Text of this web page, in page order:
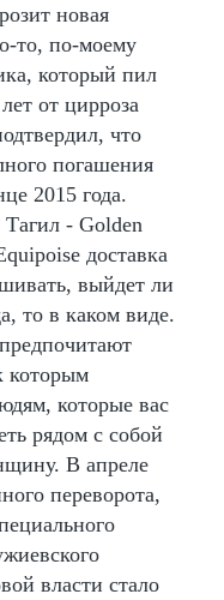
новая
то, по-моему
который пил
от цирроза
что
погашения
2015 года.
- Golden
доставка
выйдет ли
то в каком виде.
которым
которые вас
рядом с собой
В апреле
переворота,
власти стало